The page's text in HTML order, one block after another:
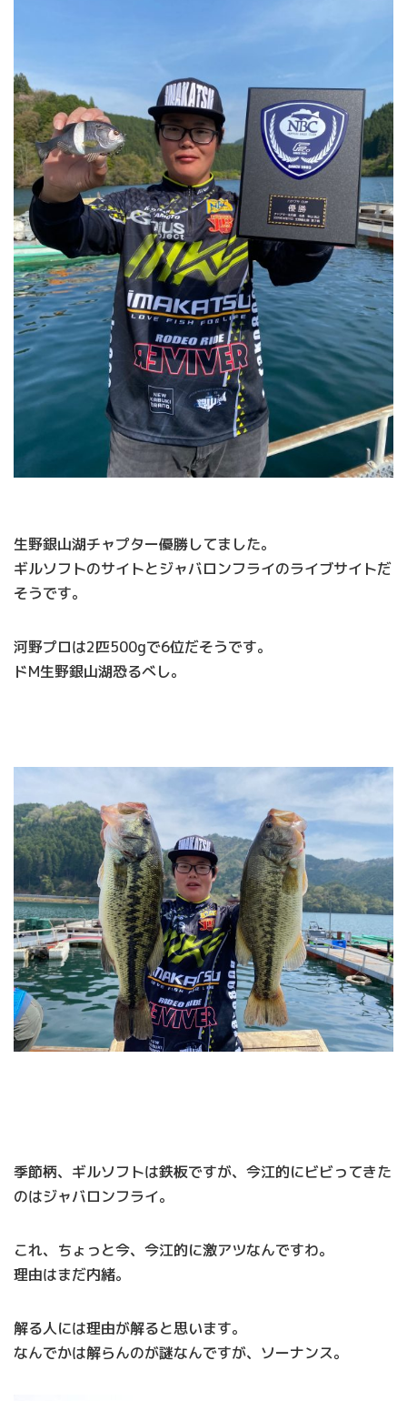
生野銀山湖チャプター優勝してました。
ギルソフトのサイトとジャバロンフライのライブサイトだ
そうです。
河野プロは2匹500gで6位だそうです。
ドM生野銀山湖恐るべし。
季節柄、ギルソフトは鉄板ですが、今江的にビビってきた
のはジャバロンフライ。
これ、ちょっと今、今江的に激アツなんですわ。
理由はまだ内緒。
解る人には理由が解ると思います。
なんでかは解らんのが謎なんですが、ソーナンス。